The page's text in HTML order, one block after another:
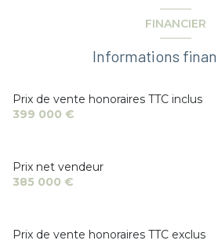
3 niveau(x)
terrasse
FINANCIER
Informations
Prix de vente honoraires TTC inclus
399 000 €
Prix net vendeur
385 000 €
Prix de vente honoraires TTC exclus